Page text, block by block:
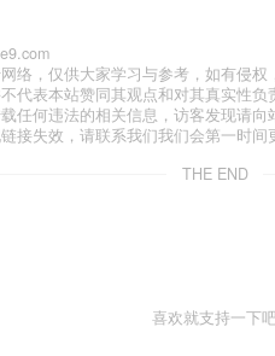
络，仅供大家学习与参考，如有侵权
代表本站赞同其观点和对其真实性负
任何违法的相关信息，访客发现请向
接失效，请联系我们我们会第一时间
THE END
喜欢就支持一下